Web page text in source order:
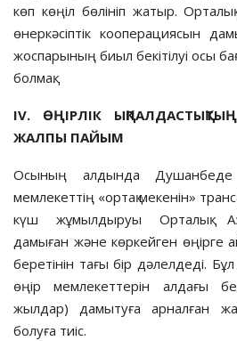
көп көңіл бөлініп жатыр.
өнеркәсіптік кооперациясын
жоспарының биыл бекітілуі осы
болмақ.
ІV. ӨҢІРЛІК
ЖАЛПЫ ПАЙЫМ
Осының алдында
мемлекеттің «ортақ мекенін»
күш жұмылдыруы Орта­лық
дамыған және көркейген өңірге
беретінін тағы бір дәлел­деді.
өңір мем­лекеттерін алдағы
жылдар) дамытуға арналған
болуға тиіс.